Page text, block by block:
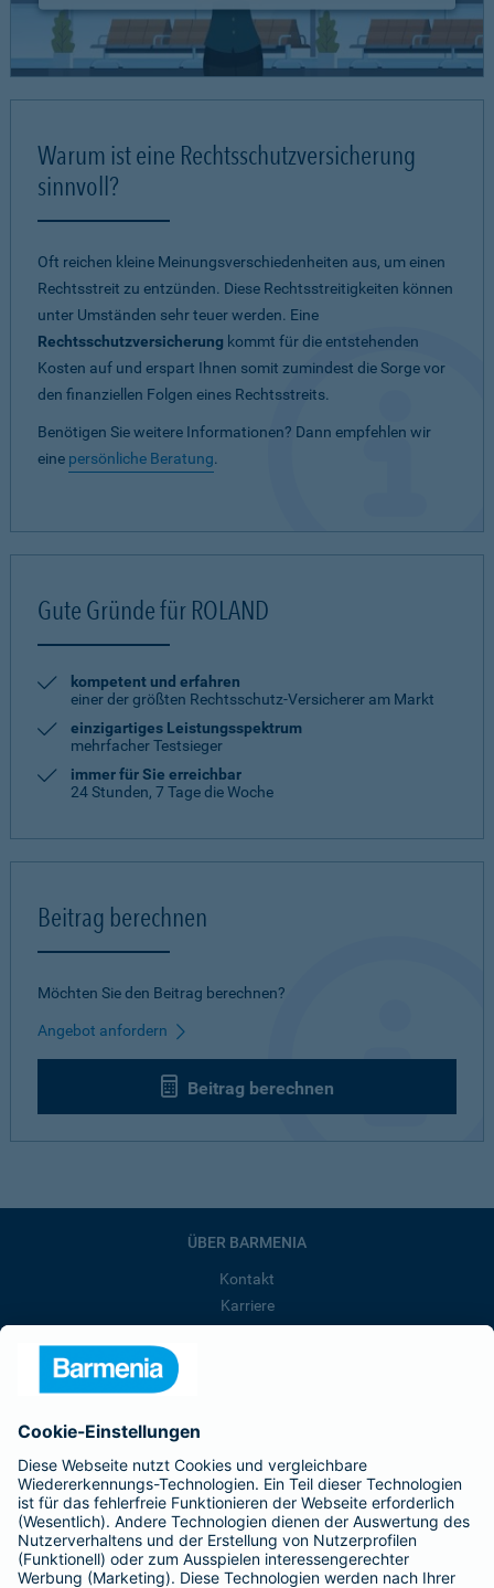
Warum ist eine Rechtsschutzversicherung
sinnvoll?
Oft reichen kleine Meinungsverschiedenheiten aus, um einen
Rechtsstreit zu entzünden. Diese Rechtsstreitigkeiten können
unter Umständen sehr teuer werden. Eine
Rechtsschutzversicherung kommt für die entstehenden
Kosten auf und erspart Ihnen somit zumindest die Sorge vor
den finanziellen Folgen eines Rechtsstreits.
Benötigen Sie weitere Informationen? Dann empfehlen wir
eine persönliche Beratung.
Gute Gründe für ROLAND
kompetent und erfahren
einer der größten Rechtsschutz-Versicherer am Markt
einzigartiges Leistungsspektrum
mehrfacher Testsieger
immer für Sie erreichbar
24 Stunden, 7 Tage die Woche
Beitrag berechnen
Möchten Sie den Beitrag berechnen?
Angebot anfordern
Beitrag berechnen
ÜBER BARMENIA
Kontakt
Karriere
Barmenia ist Teil der BarmeniaGothaer
BELIEBTE SEITEN
Kranken-Zusatzversicherung
Tierversicherungen
Haftpflichtversicherung